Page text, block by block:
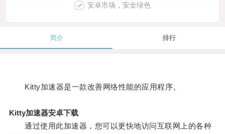
安卓市场，安全绿色
简介 排行
Kitty加速器是一款改善网络性能的应用程序。
Kitty加速器安卓下载
通过使用此加速器，您可以更快地访问互联网上的各种